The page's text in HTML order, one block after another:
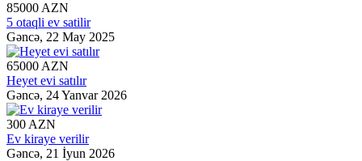
85000 AZN
5 otaqli ev satilir
Gəncə, 22 May 2025
65000 AZN
Heyet evi satılır
Gəncə, 24 Yanvar 2026
300 AZN
Ev kiraye verilir
Gəncə, 21 İyun 2026